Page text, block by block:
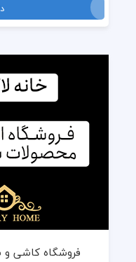
فروشگاه کاشی و